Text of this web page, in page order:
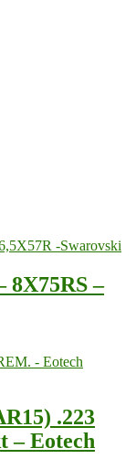
8X75RS –
.223
– Eotech